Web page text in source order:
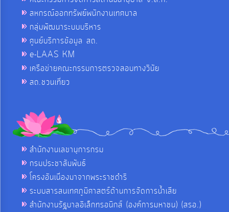
สหกรณ์ออกทรัพย์พนักงานเทศบาล
กลุ่มพัฒนาระบบบริหาร
ศูนย์บริการข้อมูล สถ.
e-LAAS KM
เครือข่ายคณะกรรมการตรวจสอบทางวินัย
สถ.ชวนเที่ยว
สำนักงานเลขานุการกรม
กรมประชาสัมพันธ์
โครงอันเนื่องมาจากพระราชดำริ
ระบบสารสนเทศภูมิศาสตร์ด้านการจัดการน้ำเสีย
สำนักงานรัฐบาลอิเล็กทรอนิกส์ (องค์การมหาชน) (สรอ.)